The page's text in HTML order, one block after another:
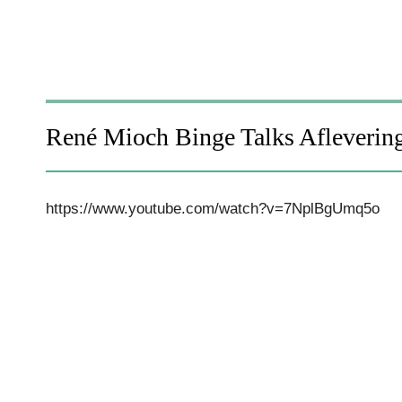
René Mioch Binge Talks
https://www.youtube.com/watch?v=7NplBgUmq5o